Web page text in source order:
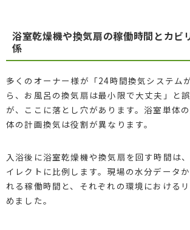
浴室乾燥機や換気扇の稼働時間とカビ
係
多くのオーナー様が「24時間換気システム
ら、お風呂の換気扇は最小限で大丈夫」と
が、ここに落とし穴があります。浴室単体
体の計画換気は役割が異なります。
入浴後に浴室乾燥機や換気扇を回す時間は
イレクトに比例します。現場の水分データ
れる稼働時間と、それぞれの環境における
めました。